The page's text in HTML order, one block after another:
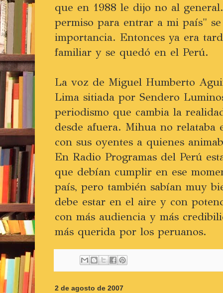
que en 1988 le dijo no al
permiso para entrar a mi país" se
importancia. Entonces ya era
familiar y se quedó en el Perú.
La voz de Miguel Humberto
Lima sitiada por Sendero
periodismo que cambia la
desde afuera. Mihua no
con sus oyentes a quienes
En Radio Programas del Perú
que debían cumplir en ese
país, pero también sabían muy
debe estar en el aire y con
con más audiencia y más
más querida por los peruanos.
2 de agosto de 2007